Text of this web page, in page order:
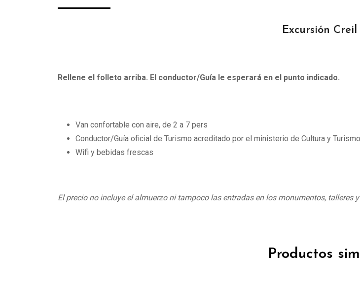
Excursión Creil
Rellene el folleto arriba. El conductor/Guía le esperará en el punto indicado.
Van confortable con aire, de 2 a 7 pers
Conductor/Guía oficial de Turismo acreditado por el ministerio de Cultura y Turismo
Wifi y bebidas frescas
El precio no incluye el almuerzo ni tampoco las entradas en los monumentos, talleres y
Productos